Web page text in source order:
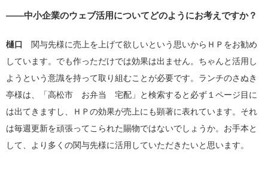
――中小企業のウェブ活用についてどのようにお考えですか？
樋口
関与先様に売上を上げて欲しいという思いからＨＰをお勧め
しています。でも作っただけでは効果は出ません。ちゃんと活用し
ようという意識を持って取り組むことが必要です。ランチのさぬき
亭様は、「高松市 お弁当 宅配」と検索すると必ず１ページ目に
は出てきますし、ＨＰの効果が売上にも顕著に表れています。それ
は毎週更新を頑張ってこられた賜物ではないでしょうか。お手本と
して、より多くの関与先様に活用していただきたいと思います。